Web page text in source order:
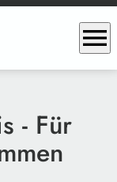
menu
- Für